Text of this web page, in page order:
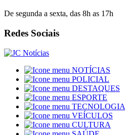
De segunda a sexta, das 8h as 17h
Redes Sociais
NOTÍCIAS
POLICIAL
DESTAQUES
ESPORTE
TECNOLOGIA
VEÍCULOS
CULTURA